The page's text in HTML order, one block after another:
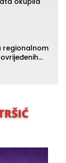
regionalnom